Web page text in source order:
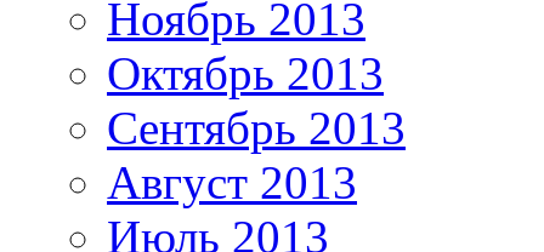
Ноябрь 2013
Октябрь 2013
Сентябрь 2013
Август 2013
Июль 2013